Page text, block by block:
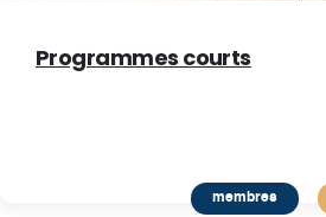
Programmes courts
membres